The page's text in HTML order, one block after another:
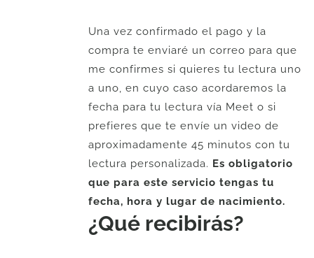
Una vez confirmado el pago y la
compra te enviaré un correo para que
me confirmes si quieres tu lectura uno
a uno, en cuyo caso acordaremos la
fecha para tu lectura vía Meet o si
prefieres que te envíe un video de
aproximadamente 45 minutos con tu
lectura personalizada. Es obligatorio
que para este servicio tengas tu
fecha, hora y lugar de nacimiento.
¿Qué recibirás?